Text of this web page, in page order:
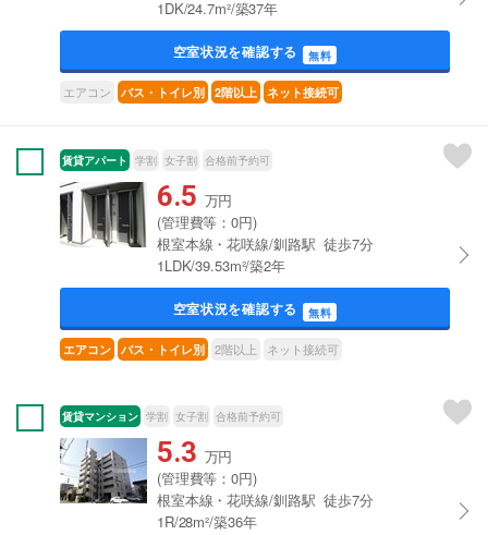
1DK/24.7m²/築37年
空室状況を確認する 無料
エアコン バス・トイレ別 2階以上 ネット接続可
賃貸アパート 学割 女子割 合格前予約可
6.5 万円
(管理費等：0円)
根室本線・花咲線/釧路駅 徒歩7分
1LDK/39.53m²/築2年
空室状況を確認する 無料
エアコン バス・トイレ別 2階以上 ネット接続可
賃貸マンション 学割 女子割 合格前予約可
5.3 万円
(管理費等：0円)
根室本線・花咲線/釧路駅 徒歩7分
1R/28m²/築36年